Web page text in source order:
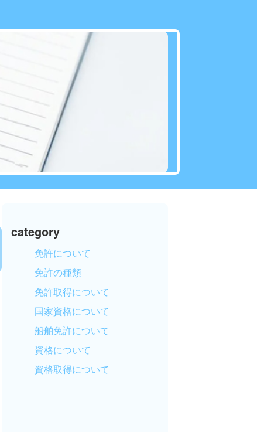
category
免許について
免許の種類
免許取得について
国家資格について
船舶免許について
資格について
資格取得について